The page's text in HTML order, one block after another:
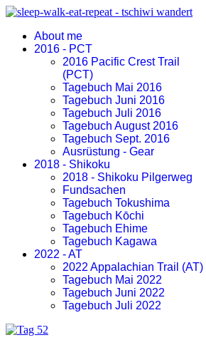
About me
2016 - PCT
2016 Pacific Crest Trail
(PCT)
Tagebuch Mai 2016
Tagebuch Juni 2016
Tagebuch Juli 2016
Tagebuch August 2016
Tagebuch Sept. 2016
Ausrüstung - Gear
2018 - Shikoku
2018 - Shikoku Pilgerweg
Fundsachen
Tagebuch Tokushima
Tagebuch Kōchi
Tagebuch Ehime
Tagebuch Kagawa
2022 - AT
2022 Appalachian Trail (AT)
Tagebuch Mai 2022
Tagebuch Juni 2022
Tagebuch Juli 2022